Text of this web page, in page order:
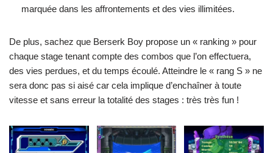
marquée dans les affrontements et des vies illimitées.
De plus, sachez que Berserk Boy propose un « ranking » pour
chaque stage tenant compte des combos que l’on effectuera,
des vies perdues, et du temps écoulé. Atteindre le « rang S » ne
sera donc pas si aisé car cela implique d’enchaîner à toute
vitesse et sans erreur la totalité des stages : très très fun !